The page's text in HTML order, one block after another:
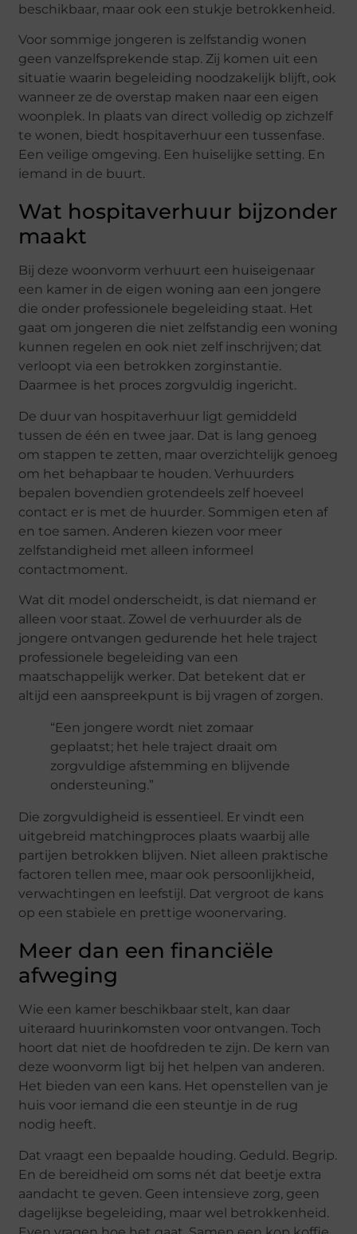
beschikbaar, maar ook een stukje betrokkenheid.
Voor sommige jongeren is zelfstandig wonen
geen vanzelfsprekende stap. Zij komen uit een
situatie waarin begeleiding noodzakelijk blijft, ook
wanneer ze de overstap maken naar een eigen
woonplek. In plaats van direct volledig op zichzelf
te wonen, biedt hospitaverhuur een tussenfase.
Een veilige omgeving. Een huiselijke setting. En
iemand in de buurt.
Wat hospitaverhuur bijzonder
maakt
Bij deze woonvorm verhuurt een huiseigenaar
een kamer in de eigen woning aan een jongere
die onder professionele begeleiding staat. Het
gaat om jongeren die niet zelfstandig een woning
kunnen regelen en ook niet zelf inschrijven; dat
verloopt via een betrokken zorginstantie.
Daarmee is het proces zorgvuldig ingericht.
De duur van hospitaverhuur ligt gemiddeld
tussen de één en twee jaar. Dat is lang genoeg
om stappen te zetten, maar overzichtelijk genoeg
om het behapbaar te houden. Verhuurders
bepalen bovendien grotendeels zelf hoeveel
contact er is met de huurder. Sommigen eten af
en toe samen. Anderen kiezen voor meer
zelfstandigheid met alleen informeel
contactmoment.
Wat dit model onderscheidt, is dat niemand er
alleen voor staat. Zowel de verhuurder als de
jongere ontvangen gedurende het hele traject
professionele begeleiding van een
maatschappelijk werker. Dat betekent dat er
altijd een aanspreekpunt is bij vragen of zorgen.
“Een jongere wordt niet zomaar
geplaatst; het hele traject draait om
zorgvuldige afstemming en blijvende
ondersteuning.”
Die zorgvuldigheid is essentieel. Er vindt een
uitgebreid matchingproces plaats waarbij alle
partijen betrokken blijven. Niet alleen praktische
factoren tellen mee, maar ook persoonlijkheid,
verwachtingen en leefstijl. Dat vergroot de kans
op een stabiele en prettige woonervaring.
Meer dan een financiële
afweging
Wie een kamer beschikbaar stelt, kan daar
uiteraard huurinkomsten voor ontvangen. Toch
hoort dat niet de hoofdreden te zijn. De kern van
deze woonvorm ligt bij het helpen van anderen.
Het bieden van een kans. Het openstellen van je
huis voor iemand die een steuntje in de rug
nodig heeft.
Dat vraagt een bepaalde houding. Geduld. Begrip.
En de bereidheid om soms nét dat beetje extra
aandacht te geven. Geen intensieve zorg, geen
dagelijkse begeleiding, maar wel betrokkenheid.